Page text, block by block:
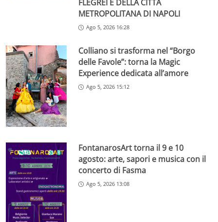
FLEGREI E DELLA CITTÀ
METROPOLITANA DI NAPOLI
Ago 5, 2026 16:28
Colliano si trasforma nel “Borgo
delle Favole”: torna la Magic
Experience dedicata all’amore
Ago 5, 2026 15:12
FontanarosArt torna il 9 e 10
agosto: arte, sapori e musica con il
concerto di Fasma
Ago 5, 2026 13:08